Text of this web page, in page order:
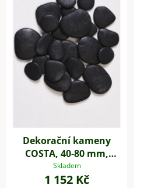
Dekorační kameny
COSTA, 40-80 mm,
plast, černá
Skladem
1 152 Kč